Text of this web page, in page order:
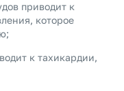
приводит к
которое
к тахикардии,